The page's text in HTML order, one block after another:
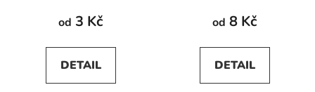
od 3 Kč
DETAIL
od 8 Kč
DETAIL